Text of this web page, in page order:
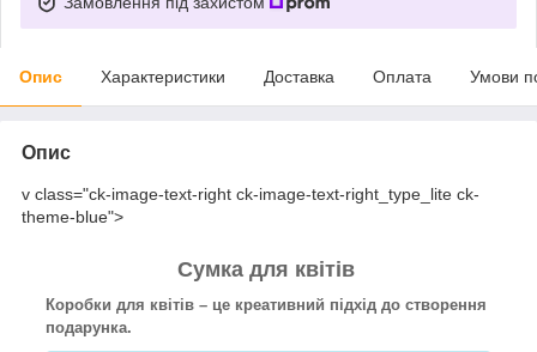
Опис Характеристики Доставка Оплата Умови
Опис
v class="ck-image-text-right ck-image-text-right_type_lite ck-
theme-blue">
Сумка для квітів
Коробки для квітів – це креативний підхід до створення
подарунка.